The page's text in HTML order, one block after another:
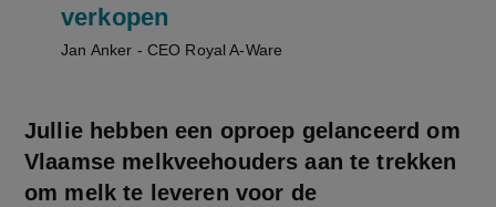
verkopen
Jan Anker - CEO Royal A-Ware
Jullie hebben een oproep gelanceerd om
Vlaamse melkveehouders aan te trekken
om melk te leveren voor de